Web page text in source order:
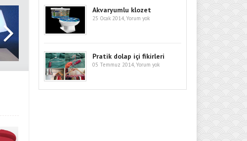
Akvaryumlu klozet
25 Ocak 2014, Yorum yok
Pratik dolap içi fikirleri
05 Temmuz 2014, Yorum yok